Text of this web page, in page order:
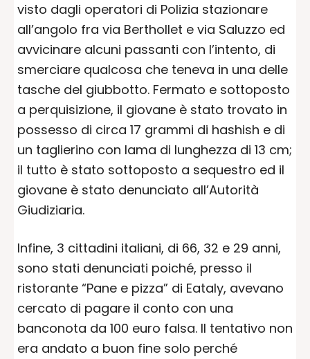
visto dagli operatori di Polizia stazionare
all’angolo fra via Berthollet e via Saluzzo ed
avvicinare alcuni passanti con l’intento, di
smerciare qualcosa che teneva in una delle
tasche del giubbotto. Fermato e sottoposto
a perquisizione, il giovane è stato trovato in
possesso di circa 17 grammi di hashish e di
un taglierino con lama di lunghezza di 13 cm;
il tutto è stato sottoposto a sequestro ed il
giovane è stato denunciato all’Autorità
Giudiziaria.
Infine, 3 cittadini italiani, di 66, 32 e 29 anni,
sono stati denunciati poiché, presso il
ristorante “Pane e pizza” di Eataly, avevano
cercato di pagare il conto con una
banconota da 100 euro falsa. Il tentativo non
era andato a buon fine solo perché